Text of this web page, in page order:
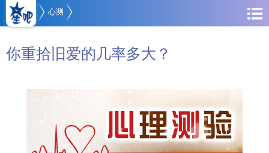
心测
你重拾旧爱的几率多大？